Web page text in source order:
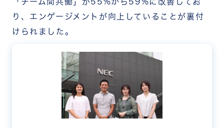
「チーム間共働」が55%から59%に改善してお
り、エンゲージメントが向上していることが裏付
けられました。